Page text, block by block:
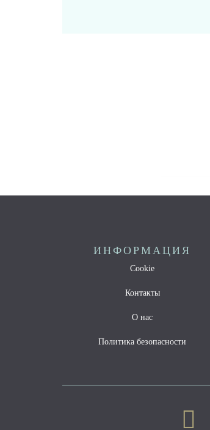
ИНФОРМАЦИЯ
Cookie
Контакты
О нас
Политика безопасности